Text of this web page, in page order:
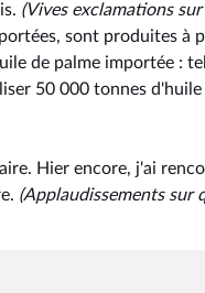
(Vives exclamations
sont produites à
de palme importée :
50 000 tonnes
Hier encore, j'ai
(Applaudissements sur